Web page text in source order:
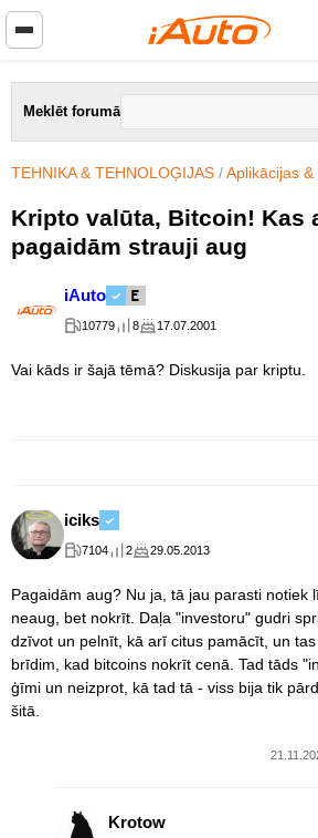
Meklēt forumā
TEHNIKA & TEHNOLOĢIJAS /Aplikācijas
Kripto valūta, Bitcoin! Kas
pagaidām strauji aug
iAuto
10779 8 17.07.2001
Vai kāds ir šajā tēmā? Diskusija par kriptu.
iciks
7104 2 29.05.2013
Pagaidām aug? Nu ja, tā jau parasti notiek
neaug, bet nokrīt. Daļa "investoru" gudri
dzīvot un pelnīt, kā arī citus pamācīt, un
brīdim, kad bitcoins nokrīt cenā. Tad tāds
ģīmi un neizprot, kā tad tā - viss bija tik
šitā.
Krotow